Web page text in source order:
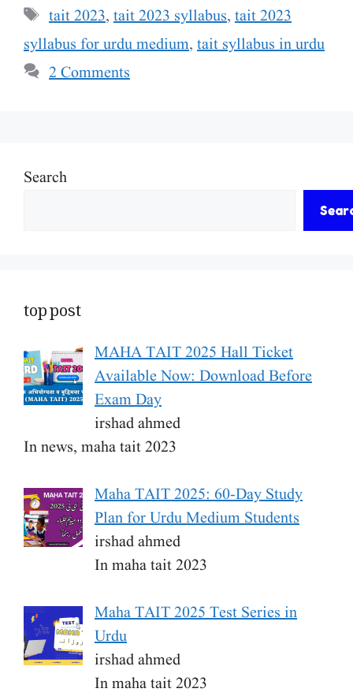
Tags
tait 2023, tait 2023 syllabus, tait 2023
syllabus for urdu medium, tait syllabus in urdu
2 Comments
Search
top post
MAHA TAIT 2025 Hall Ticket
Available Now: Download Before
Exam Day
irshad ahmed
In news, maha tait 2023
Maha TAIT 2025: 60-Day Study
Plan for Urdu Medium Students
irshad ahmed
In maha tait 2023
Maha TAIT 2025 Test Series in
Urdu
irshad ahmed
In maha tait 2023